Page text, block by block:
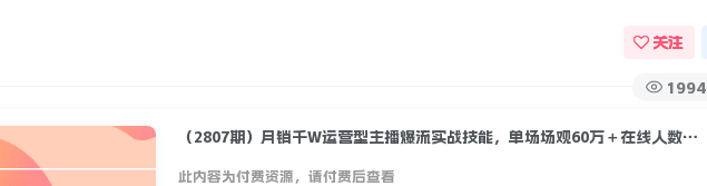
关注
1994
（2807期）月销千W运营型主播爆流实战技能，单场场观60万＋在线人数2w+销售155w
此内容为付费资源，请付费后查看